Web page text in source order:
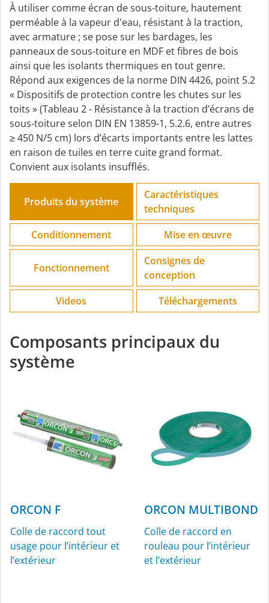
À utiliser comme écran de sous-toiture, hautement
perméable à la vapeur d'eau, résistant à la traction,
avec armature ; se pose sur les bardages, les
panneaux de sous-toiture en MDF et fibres de bois
ainsi que les isolants thermiques en tout genre.
Répond aux exigences de la norme DIN 4426, point 5.2
« Dispositifs de protection contre les chutes sur les
toits » (Tableau 2 - Résistance à la traction d’écrans de
sous-toiture selon DIN EN 13859-1, 5.2.6, entre autres
≥ 450 N/5 cm) lors d’écarts importants entre les lattes
en raison de tuiles en terre cuite grand format.
Convient aux isolants insufflés.
Produits du système
Caractéristiques
techniques
Conditionnement
Mise en œuvre
Fonctionnement
Consignes de
conception
Videos
Téléchargements
Composants principaux du
système
ORCON F
Colle de raccord tout
usage pour l’intérieur et
l’extérieur
ORCON MULTIBOND
Colle de raccord en
rouleau pour l’intérieur
et l’extérieur